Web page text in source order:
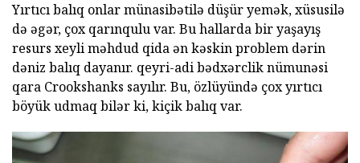
Yırtıcı balıq onlar münasibətilə düşür yemək, xüsusilə
də əgər, çox qarınqulu var. Bu hallarda bir yaşayış
resurs xeyli məhdud qida ən kəskin problem dərin
dəniz balıq dayanır. qeyri-adi bədxərclik nümunəsi
qara Crookshanks sayılır. Bu, özlüyündə çox yırtıcı
böyük udmaq bilər ki, kiçik balıq var.